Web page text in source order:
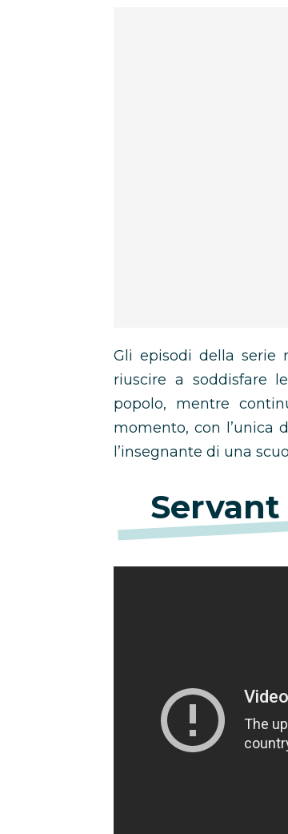
Gli episodi della serie
riuscire a soddisfare
popolo, mentre
momento, con l’unica
l’insegnante di una